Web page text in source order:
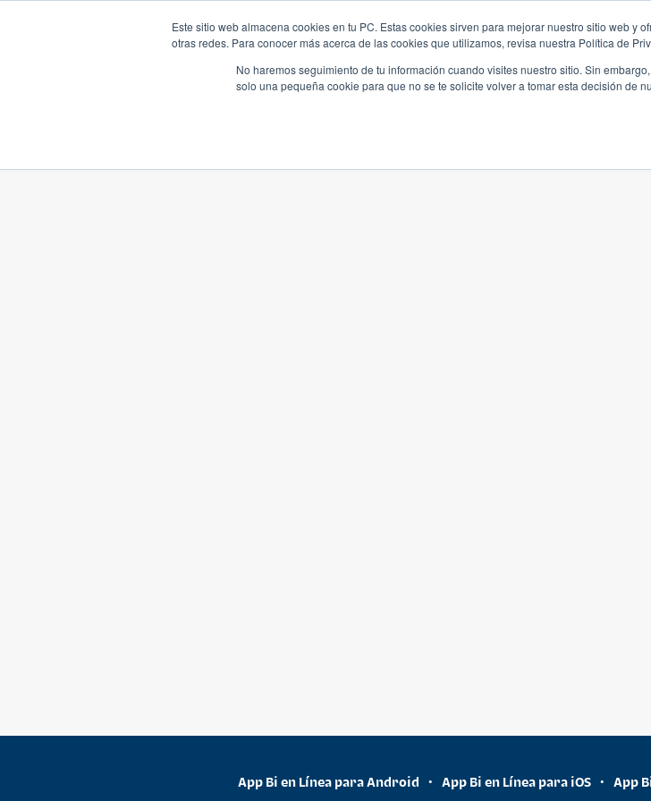
Este sitio web almacena cookies en tu PC. Estas cookies sirven para mejorar nuestro sitio web y
otras redes. Para conocer más acerca de las cookies que utilizamos, revisa nuestra Política de
No haremos seguimiento de tu información cuando visites nuestro sitio. Sin
solo una pequeña cookie para que no se te solicite volver a tomar esta decisión de
App Bi en Línea para Android • App Bi en Línea para iOS • App